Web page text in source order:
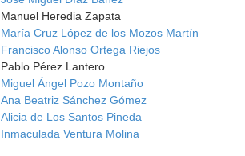
Manuel Heredia Zapata
María Cruz López de los Mozos Martín
Francisco Alonso Ortega Riejos
Pablo Pérez Lantero
Miguel Ángel Pozo Montaño
Ana Beatriz Sánchez Gómez
Alicia de Los Santos Pineda
Inmaculada Ventura Molina